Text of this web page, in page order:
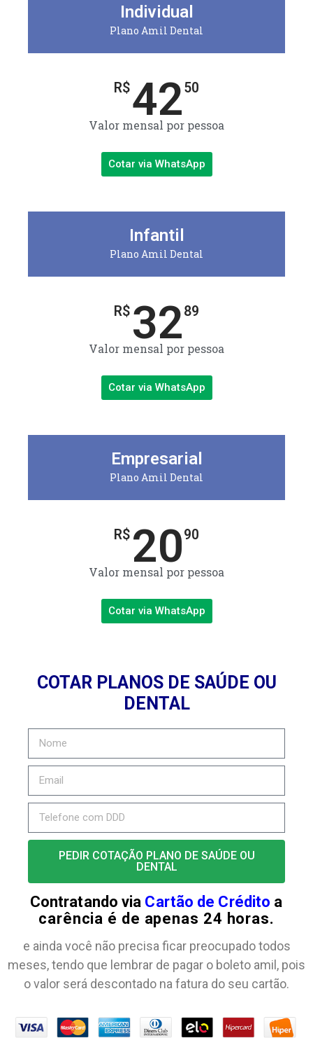
Individual
Plano Amil Dental
R$4250
Valor mensal por pessoa
Cotar via WhatsApp
Infantil
Plano Amil Dental
R$ 3289
Valor mensal por pessoa
Cotar via WhatsApp
Empresarial
Plano Amil Dental
R$ 2090
Valor mensal por pessoa
Cotar via WhatsApp
COTAR PLANOS DE SAÚDE OU
DENTAL
PEDIR COTAÇÃO PLANO DE SAÚDE OU
DENTAL
Contratando via Cartão de Crédito a
carência é de apenas 24 horas.
e ainda você não precisa ficar preocupado todos
meses, tendo que lembrar de pagar o boleto amil, pois
o valor será descontado na fatura do seu cartão.